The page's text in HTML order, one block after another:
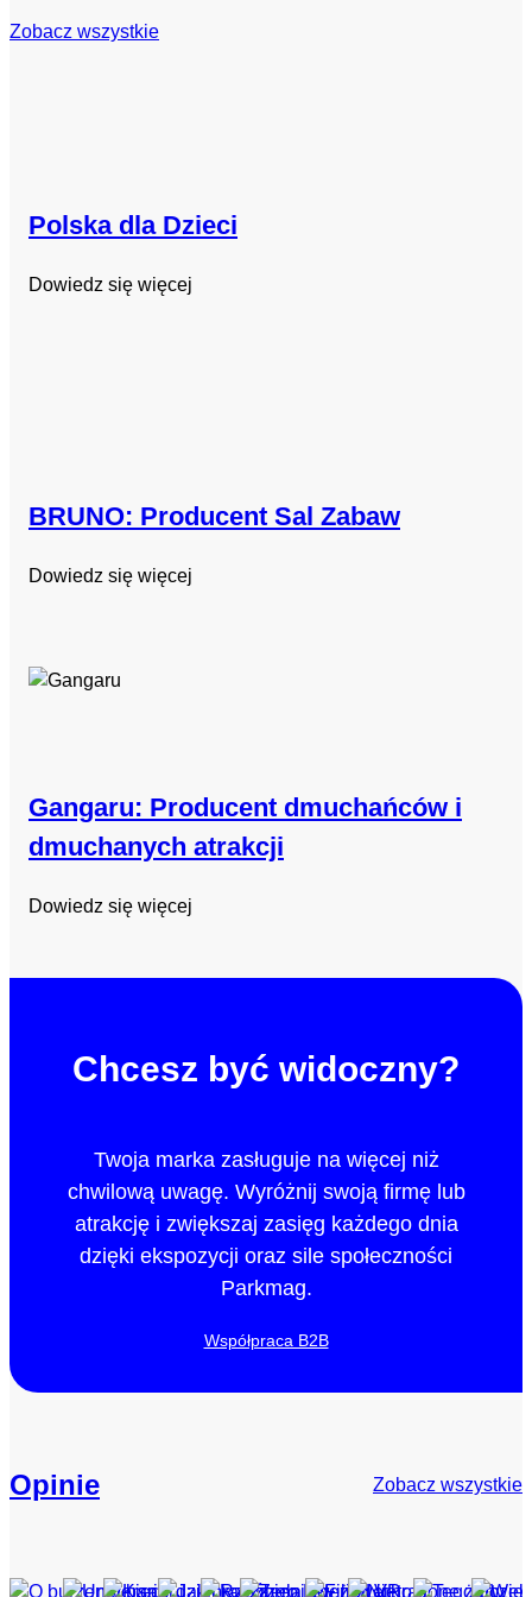
Zobacz wszystkie
Polska dla Dzieci
Dowiedz się więcej
BRUNO: Producent Sal Zabaw
Dowiedz się więcej
Gangaru: Producent dmuchańców i
dmuchanych atrakcji
Dowiedz się więcej
Chcesz być widoczny?
Twoja marka zasługuje na więcej niż
chwilową uwagę. Wyróżnij swoją firmę lub
atrakcję i zwiększaj zasięg każdego dnia
dzięki ekspozycji oraz sile społeczności
Parkmag.
Współpraca B2B
Opinie Zobacz wszystkie